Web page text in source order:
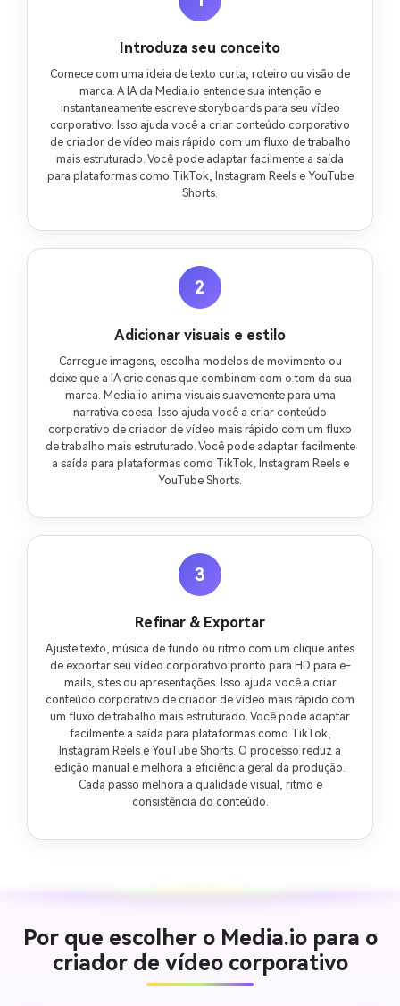
Introduza seu conceito
Comece com uma ideia de texto curta, roteiro ou visão de
marca. A IA da Media.io entende sua intenção e
instantaneamente escreve storyboards para seu vídeo
corporativo. Isso ajuda você a criar conteúdo corporativo
de criador de vídeo mais rápido com um fluxo de trabalho
mais estruturado. Você pode adaptar facilmente a saída
para plataformas como TikTok, Instagram Reels e YouTube
Shorts.
2
Adicionar visuais e estilo
Carregue imagens, escolha modelos de movimento ou
deixe que a IA crie cenas que combinem com o tom da sua
marca. Media.io anima visuais suavemente para uma
narrativa coesa. Isso ajuda você a criar conteúdo
corporativo de criador de vídeo mais rápido com um fluxo
de trabalho mais estruturado. Você pode adaptar facilmente
a saída para plataformas como TikTok, Instagram Reels e
YouTube Shorts.
3
Refinar & Exportar
Ajuste texto, música de fundo ou ritmo com um clique antes
de exportar seu vídeo corporativo pronto para HD para e-
mails, sites ou apresentações. Isso ajuda você a criar
conteúdo corporativo de criador de vídeo mais rápido com
um fluxo de trabalho mais estruturado. Você pode adaptar
facilmente a saída para plataformas como TikTok,
Instagram Reels e YouTube Shorts. O processo reduz a
edição manual e melhora a eficiência geral da produção.
Cada passo melhora a qualidade visual, ritmo e
consistência do conteúdo.
Por que escolher o Media.io para o
criador de vídeo corporativo